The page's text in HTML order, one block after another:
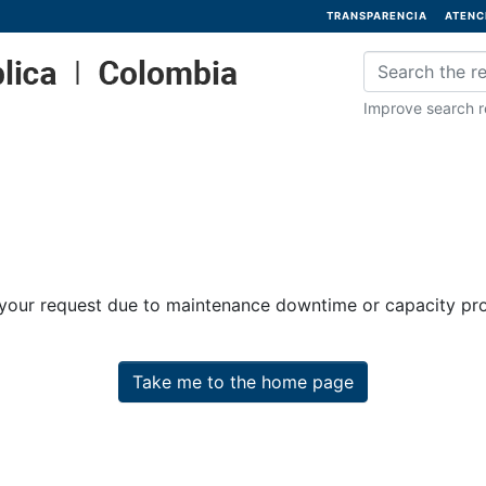
TRANSPARENCIA
Improve search
request due to maintenance downtime or capacity
Take me to the home page